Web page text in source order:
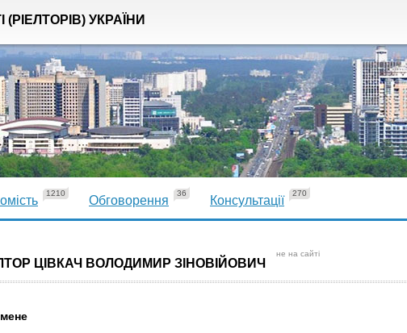
УКРАЇНИ
1210
Обговорення
36
Консультації
270
ЦІВКАЧ ВОЛОДИМИР ЗІНОВІЙОВИЧ
не на сайті